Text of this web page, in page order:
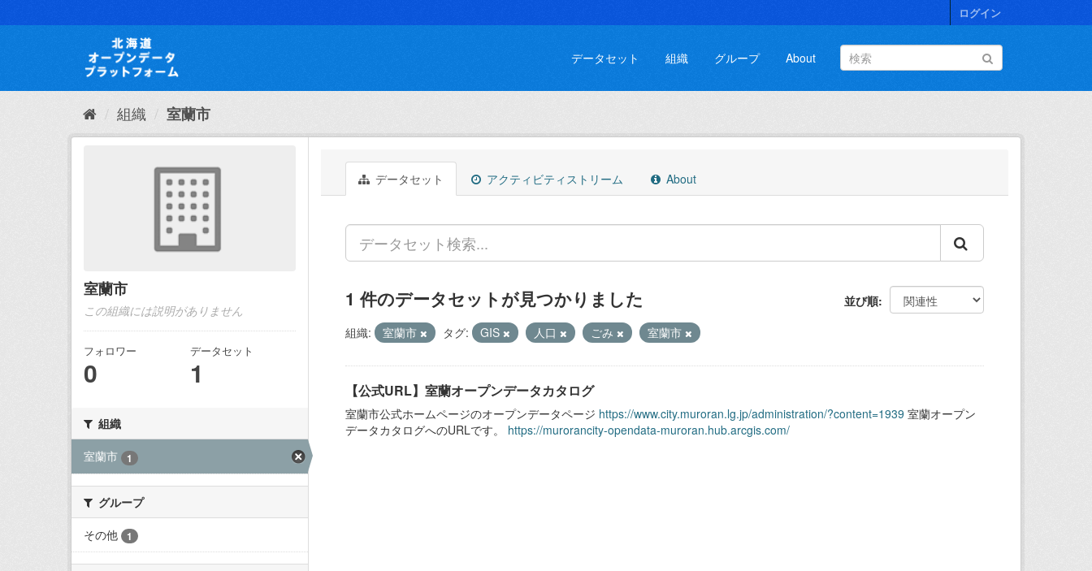
キ
て
ログイン
データセット 組織 グループ About
組織 室蘭市
室蘭市
この組織には説明がありません
フォロワー
0
データセット
1
組織
室蘭市
1
グループ
その他
1
データセット アクティビティストリーム About
並び順
1 件のデータセットが見つかりました
組織: 室蘭市 タグ: GIS 人口 ごみ 室蘭市
【公式URL】室蘭オープンデータカタログ
室蘭市公式ホームページのオープンデータページ https://www.city.muroran.lg.jp/administration/?content=1939 室蘭オープン
データカタログへのURLです。 https://murorancity-opendata-muroran.hub.arcgis.com/